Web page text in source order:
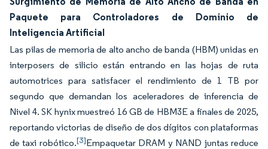
Paquete para Controladores de Dominio de
Inteligencia Artificial
Las pilas de memoria de alto ancho de banda (HBM) unidas en
interposers de silicio están entrando en las hojas de ruta
automotrices para satisfacer el rendimiento de 1 TB por
segundo que demandan los aceleradores de inferencia de
Nivel 4. SK hynix muestreó 16 GB de HBM3E a finales de 2025,
reportando victorias de diseño de dos dígitos con plataformas
de taxi robótico.[3]Empaquetar DRAM y NAND juntas reduce